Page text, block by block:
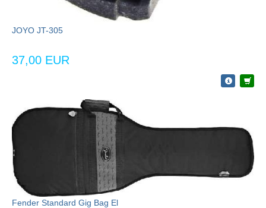
JOYO JT-305
37,00 EUR
Fender Standard Gig Bag El